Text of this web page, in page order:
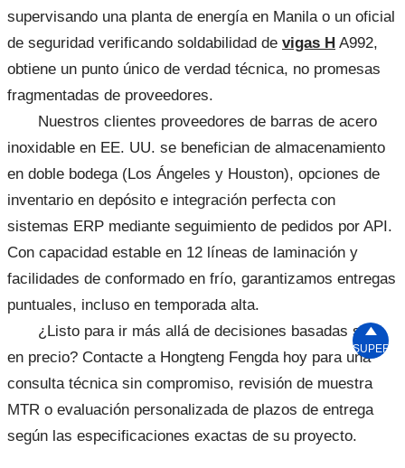
supervisando una planta de energía en Manila o un oficial
de seguridad verificando soldabilidad de vigas H A992,
obtiene un punto único de verdad técnica, no promesas
fragmentadas de proveedores.
Nuestros clientes proveedores de barras de acero
inoxidable en EE. UU. se benefician de almacenamiento
en doble bodega (Los Ángeles y Houston), opciones de
inventario en depósito e integración perfecta con
sistemas ERP mediante seguimiento de pedidos por API.
Con capacidad estable en 12 líneas de laminación y
facilidades de conformado en frío, garantizamos entregas
puntuales, incluso en temporada alta.
¿Listo para ir más allá de decisiones basadas solo
en precio? Contacte a Hongteng Fengda hoy para una
consulta técnica sin compromiso, revisión de muestra
MTR o evaluación personalizada de plazos de entrega
según las especificaciones exactas de su proyecto.
